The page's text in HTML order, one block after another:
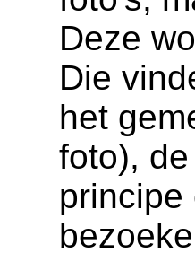
Deze
Die
het
foto),
principe